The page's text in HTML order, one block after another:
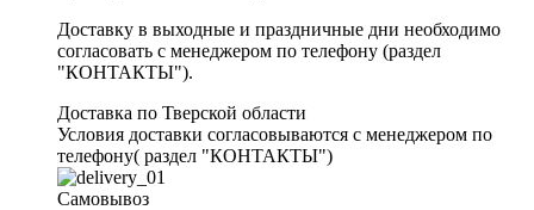
Доставку в выходные и праздничные дни необходимо
согласовать с менеджером по телефону (раздел
"КОНТАКТЫ").
Доставка по Тверской области
Условия доставки согласовываются с менеджером по
телефону( раздел "КОНТАКТЫ")
Самовывоз